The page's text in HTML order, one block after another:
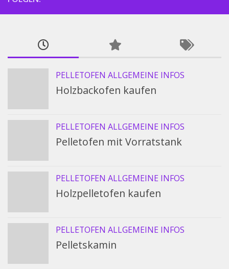
PELLETOFEN ALLGEMEINE INFOS
Holzbackofen kaufen
PELLETOFEN ALLGEMEINE INFOS
Pelletofen mit Vorratstank
PELLETOFEN ALLGEMEINE INFOS
Holzpelletofen kaufen
PELLETOFEN ALLGEMEINE INFOS
Pelletskamin